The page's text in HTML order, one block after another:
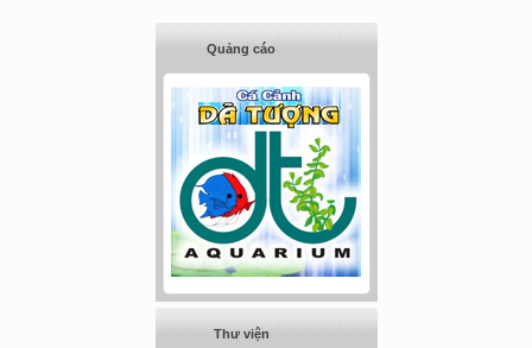
Quảng cáo
Thư viện